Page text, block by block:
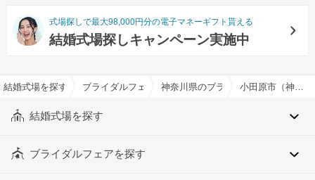
式場探しで最大98,000円分の電子マネーギフト貰える
結婚式場探しキャンペーン実施中
結婚式場を探すならハナユメブライダルフェア検索神奈川県のブライダルフェア一覧
結婚式場を探す
ブライダルフェアを探す